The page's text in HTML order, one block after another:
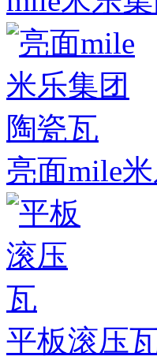
亮面mile
平板滚压